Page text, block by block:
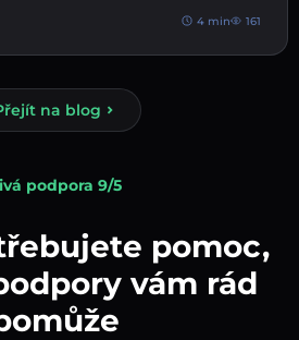
4 min 161
na blog
podpora 9/5
pomoc,
vám rád